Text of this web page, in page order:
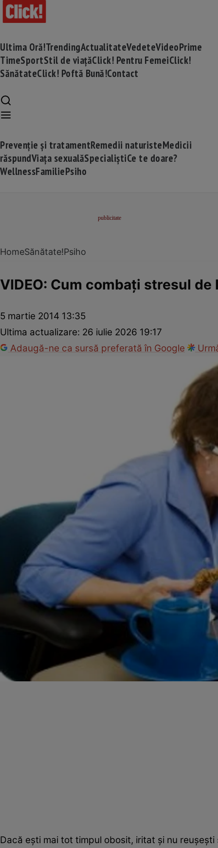
Ultima Oră!TrendingActualitateVedeteVideoPrime
TimeSportStil de viațăClick! Pentru FemeiClick!
SănătateClick! Poftă Bună!Contact
Prevenție și tratamentRemedii naturisteMedicii
răspundViața sexualăSpecialiștiCe te doare?
WellnessFamiliePsiho
HomeSănătate!Psiho
VIDEO: Cum combaţi stresul
5 martie 2014 13:35
Ultima actualizare: 26 iulie 2026 19:17
Adaugă-ne ca sursă preferată în Google
Dacă eşti mai tot timpul obosit, iritat şi nu